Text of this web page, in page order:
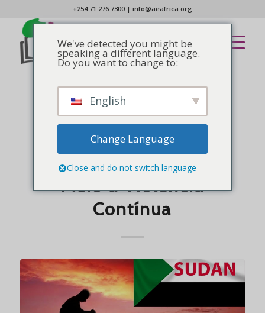
+254 71 276 7300| info@aeafrica.org
NOTÍCIAS
Apelo à Oração pelo
Sudão: AEA Exorta a
Igreja a Interceder em
Meio à Violência
Contínua
We've detected you might be
speaking a different language.
Do you want to change to:
English
Change Language
Close and do not switch language